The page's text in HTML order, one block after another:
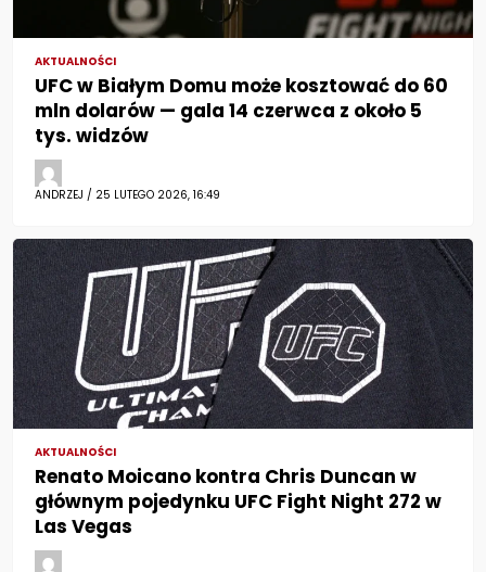
AKTUALNOŚCI
UFC w Białym Domu może kosztować do 60
mln dolarów — gala 14 czerwca z około 5
tys. widzów
ANDRZEJ / 25 LUTEGO 2026, 16:49
AKTUALNOŚCI
Renato Moicano kontra Chris Duncan w
głównym pojedynku UFC Fight Night 272 w
Las Vegas